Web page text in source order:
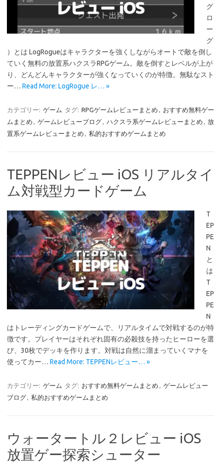
グ
ロ
ー
グ
）とは LogRogueはキャラクターを強くしながらオートで敵を倒し
ていく無料の放置系ハクスラRPGゲーム。敵を倒すとレベルが上が
り、どんどんキャラクターが強くなっていくのが特徴。無駄なスト
ー… Read More: LogRogue レ… »
カテゴリー: ゲーム タグ: RPGゲームレビューまとめ , おすすめ無料ゲー
ムまとめ , ゲームレビューブログ, ハクスラ系ゲームレビューまとめ , 放
置系ゲームレビューまとめ , 私的おすすめゲームまとめ
TEPPENレビュー iOS リアルタイ
ム対戦型カードゲーム
T
EP
PE
N
と
は
T
EP
PE
N
はトレーディングカードゲームで、リアルタイムで対戦するのが特
徴です。プレイヤーはそれぞれ固有の必殺技を持ったヒーローを選
び、30枚でデッキを作ります。対戦は自然に溜まっていくマナを
使ってカー… Read More: TEPPENレビュー… »
カテゴリー: ゲーム タグ: おすすめ無料ゲームまとめ , ゲームレビュー
ブログ, 私的おすすめゲームまとめ
ウォータートル２レビュー iOS
放置ゲー探索シューター